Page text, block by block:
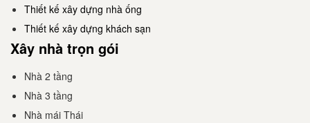
Thiết kế xây dựng nhà ống
Thiết kế xây dựng khách sạn
Xây nhà trọn gói
Nhà 2 tầng
Nhà 3 tầng
Nhà mái Thái